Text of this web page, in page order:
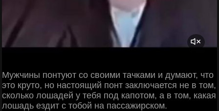
Мужчины понтуют со своими тачками и думают, что
это круто, но настоящий понт заключается не в том,
сколько лошадей у тебя под капотом, а в том, какая
лошадь ездит с тобой на пассажирском.